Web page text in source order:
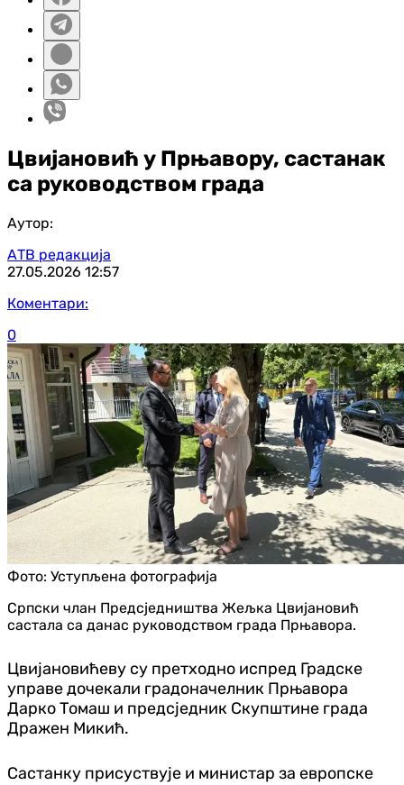
Цвијановић у Прњавору, састанак
са руководством града
Аутор:
АТВ редакција
27.05.2026 12:57
Коментари:
0
Фото: Уступљена фотографија
Српски члан Предсједништва Жељка Цвијановић
састала са данас руководством града Прњавора.
Цвијановићеву су претходно испред Градске
управе дочекали градоначелник Прњавора
Дарко Томаш и предсједник Скупштине града
Дражен Микић.
Састанку присуствује и министар за европске